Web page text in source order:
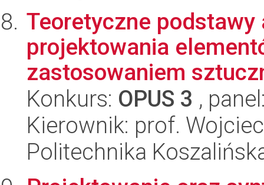
Teoretyczne
projektowania
zastosowaniem
Konkurs: OPUS 3 ,
Kierownik: prof.
Politechnika